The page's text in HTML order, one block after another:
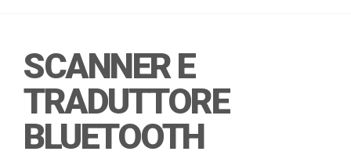
SCANNER E
TRADUTTORE
BLUETOOTH